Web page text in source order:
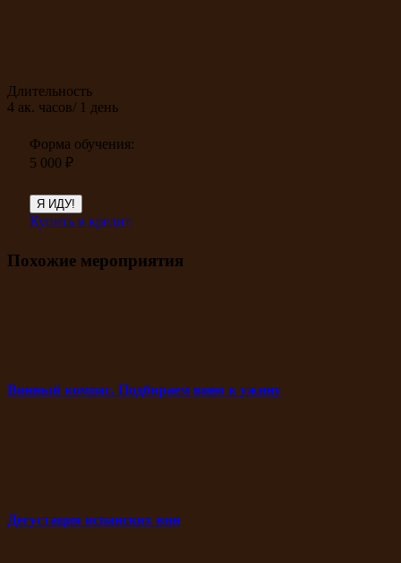
Длительность
4 ак. часов/ 1 день
Форма обучения:
5 000 ₽
Я ИДУ!
Купить в кредит
Похожие мероприятия
Винный компас. Подбираем вино к ужину
Дегустация испанских вин